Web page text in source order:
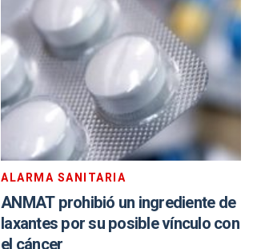
ALARMA SANITARIA
ANMAT prohibió un ingrediente de
laxantes por su posible vínculo con